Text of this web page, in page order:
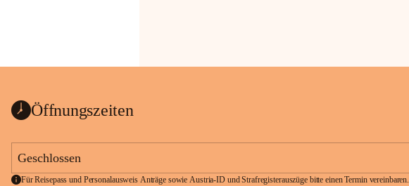
Öffnungszeiten
Geschlossen
Für Reisepass und Personalausweis Anträge sowie Austria-ID und Strafregisterauszüge bitte einen Termin vereinbaren.